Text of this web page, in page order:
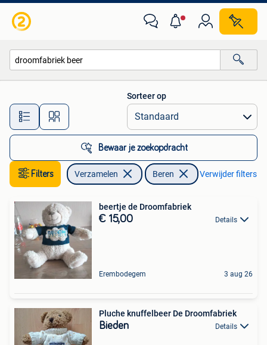
Alle afstanden…
Sorteer op
Bewaar je zoekopdracht
Filters Verzamelen Beren Verwijder filters
beertje de Droomfabriek
€ 15,00 Details
Erembodegem 3 aug 26
Pluche knuffelbeer De Droomfabriek
Bieden Details